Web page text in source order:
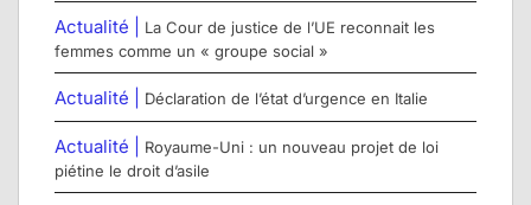
Actualité |
La Cour de justice de l’UE reconnait les
femmes comme un « groupe social »
Actualité | Déclaration de l’état d’urgence en Italie
Actualité |
Royaume-Uni : un nouveau projet de loi
piétine le droit d’asile